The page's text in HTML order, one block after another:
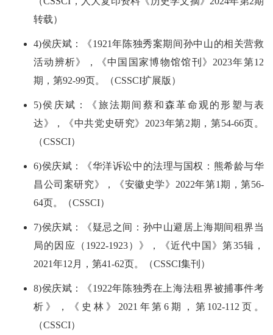
转载）
4)侯庆斌：《1921年陈独秀案期间孙中山的相关营救
活动辨析》，《中国国家博物馆馆刊》2023年第12
期，第92-99页。（CSSCI扩展版）
5)侯庆斌：《旅法期间蔡和森革命观的形塑与表
达》，《中共党史研究》2023年第2期，第54-66页。
（CSSCI）
6)侯庆斌：《华洋诉讼中的法理与国权：熊希龄与华
昌公司案研究》，《安徽史学》2022年第1期，第56-
64页。（CSSCI）
7)侯庆斌：《疑忌之间：孙中山避居上海期间租界当
局的因应（1922-1923）》，《近代中国》第35辑，
2021年12月，第41-62页。（CSSCI集刊）
8)侯庆斌：《1922年陈独秀在上海法租界被捕事件考
析》，《史林》2021年第6期，第102-112页。
（CSSCI）